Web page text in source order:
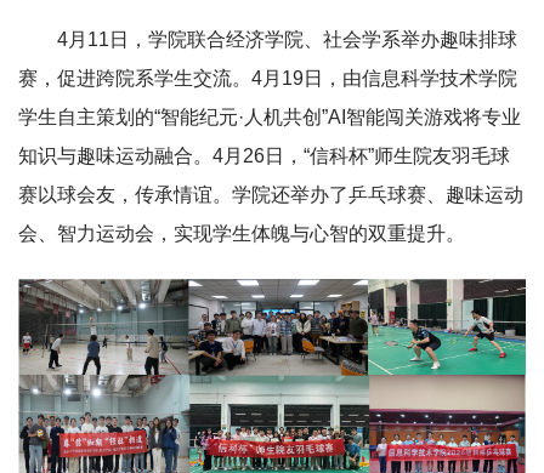
4月11日，学院联合经济学院、社会学系举办趣味排球
赛，促进跨院系学生交流。4月19日，由信息科学技术学院
学生自主策划的“智能纪元·人机共创”AI智能闯关游戏将专业
知识与趣味运动融合。4月26日，“信科杯”师生院友羽毛球
赛以球会友，传承情谊。学院还举办了乒乓球赛、趣味运动
会、智力运动会，实现学生体魄与心智的双重提升。